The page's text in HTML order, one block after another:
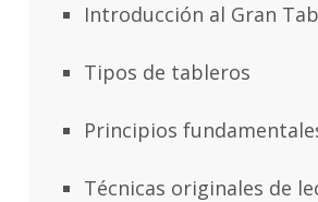
Introducción al Gran
Tipos de tableros
Principios
Técnicas originales de